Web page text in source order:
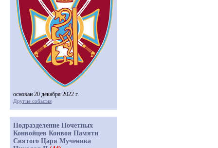
основан 20 декабря 2022 г.
Другие события
Подразделение Почетных
Конвойцев Конвоя Памяти
Святого Царя Мученика